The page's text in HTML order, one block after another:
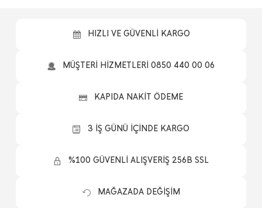
HIZLI VE GÜVENLİ KARGO
MÜŞTERİ HİZMETLERİ 0850 440 00 06
KAPIDA NAKİT ÖDEME
3 İŞ GÜNÜ İÇİNDE KARGO
%100 GÜVENLİ ALIŞVERİŞ 256B SSL
MAĞAZADA DEĞİŞİM